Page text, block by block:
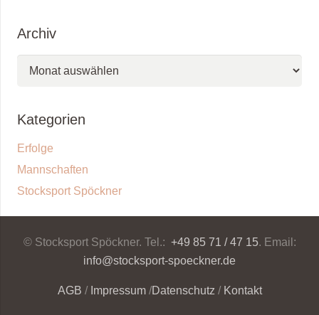
Archiv
Kategorien
Erfolge
Mannschaften
Stocksport Spöckner
© Stocksport Spöckner. Tel.: +49 85 71 / 47 15. Email:
info@stocksport-spoeckner.de
AGB / Impressum/Datenschutz / Kontakt